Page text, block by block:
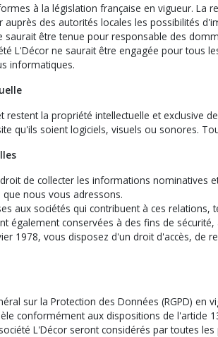
à la législation française en vigueur. La
auprès des autorités locales les possibilités
saurait être tenue pour responsable des
L'Décor ne saurait être engagée pour tous
informatiques.
restent la propriété intellectuelle et exclusive
qu'ils soient logiciels, visuels ou sonores.
de collecter les informations
nous vous adressons.
aux sociétés qui contribuent à ces
également conservées à des fins de
1978, vous disposez d'un droit d'accès, de
sur la Protection des Données (RGPD)
conformément aux dispositions de l'article
L'Décor seront considérés par toutes